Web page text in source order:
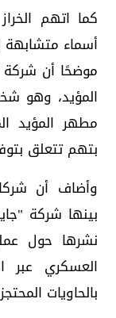
كما اتهم
أسماء متشابهة
موضحًا أن شركة
المؤيد، وهو
مطهر المؤيد
بتهم تتعلق
وأضاف أن
بينها شركة
نشرها حول
العسكري عبر
بالحاويات